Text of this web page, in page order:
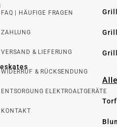
FAQ | HÄUFIGE FRAGEN
ZAHLUNG
VERSAND & LIEFERUNG
WIDERRUF & RÜCKSENDUNG
ENTSORGUNG ELEKTROALTGERÄTE
KONTAKT